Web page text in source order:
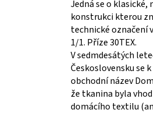
Jedná se o
konstrukci kterou
technické označení
1/1. Příze 30TEX.
V sedmdesátých
Československu se
obchodní název
že tkanina byla
domácího textilu